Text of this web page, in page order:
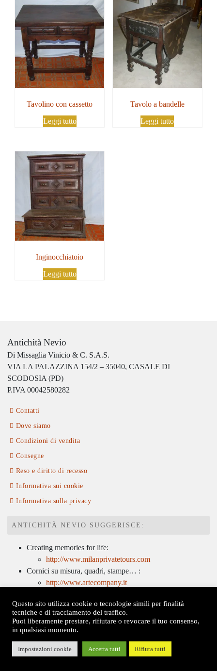
Tavolino con cassetto
Leggi tutto
Tavolo a bandelle
Leggi tutto
Inginocchiatoio
Leggi tutto
Antichità Nevio
Di Missaglia Vinicio & C. S.A.S.
VIA LA PALAZZINA 154/2 – 35040, CASALE DI
SCODOSIA (PD)
P.IVA 00042580282
Contatti
Dove siamo
Condizioni di vendita
Consegne
Reso e diritto di recesso
Informativa sui cookie
Informativa sulla privacy
ANTICHITÀ NEVIO SUGGERISCE:
Creating memories for life:
http://www.milanprivatetours.com
Cornici su misura, quadri, stampe… :
http://www.artecompany.it
http://www.tognettistudio3.it/
Dott. Anna Mambrin, restauratrice di dipinti su tela e
tavola, superfici dipinte, sculture policrome e cornici:
annaspring@libero.it
Questo sito utilizza cookie o tecnologie simili per finalità
tecniche e di tracciamento del traffico.
Puoi liberamente prestare, rifiutare o revocare il tuo consenso,
in qualsiasi momento.
Impostazioni cookie Accetta tutti Rifiuta tutti